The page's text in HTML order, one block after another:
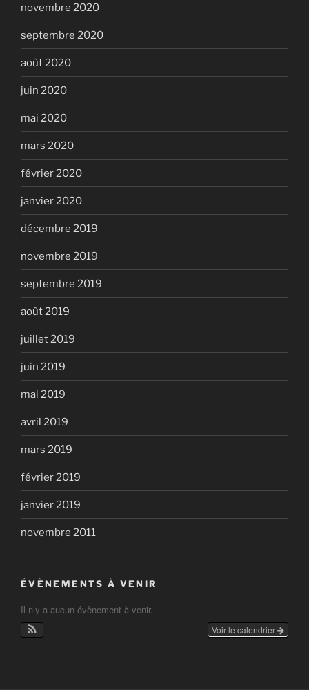
novembre 2020
septembre 2020
août 2020
juin 2020
mai 2020
mars 2020
février 2020
janvier 2020
décembre 2019
novembre 2019
septembre 2019
août 2019
juillet 2019
juin 2019
mai 2019
avril 2019
mars 2019
février 2019
janvier 2019
novembre 2011
ÉVÈNEMENTS À VENIR
Il n’y a aucun évènement à venir.
Voir le calendrier